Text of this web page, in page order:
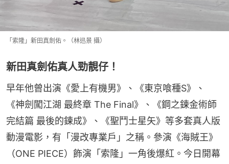
「索隆」新田真劍佑。（林迅景 攝）
新田真劍佑真人勁靚仔！
早年他曾出演《愛上有機男》、《東京喰種S》、
《神劍闖江湖 最終章 The Final》、《鋼之鍊金術師
完結篇 最後的鍊成》、《聖鬥士星矢》等多套真人版
動漫電影，有「漫改專業戶」之稱。參演《海賊王》
（ONE PIECE）飾演「索隆」一角後爆紅。今日開幕